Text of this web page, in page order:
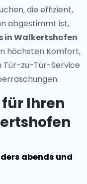
die effizient,
abgestimmt ist,
in Walkertshofen
höchsten Komfort,
Tür-zu-Tür-Service
Ihren
abends und